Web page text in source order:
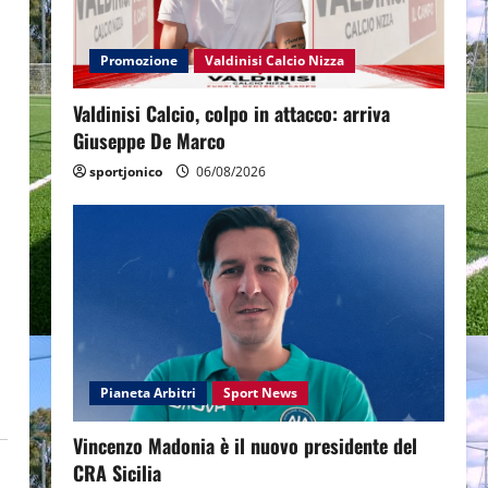
Promozione Valdinisi Calcio Nizza
Valdinisi Calcio, colpo in attacco: arriva
Giuseppe De Marco
sportjonico 06/08/2026
Pianeta Arbitri Sport News
Vincenzo Madonia è il nuovo presidente del
CRA Sicilia